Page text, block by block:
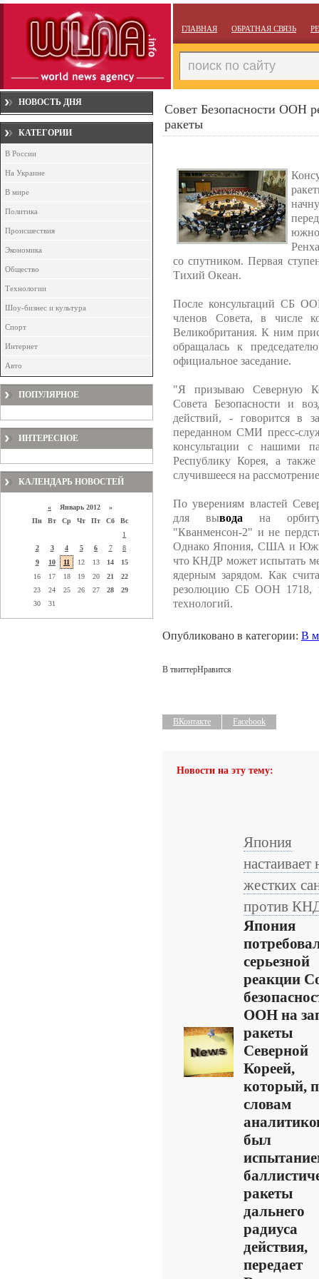
ГЛАВНАЯ ОБРАТНАЯ СВЯЗЬ
НОВОСТЬ ДНЯ
КАТЕГОРИИ
В России
На Украине
В мире
Политика
Происшествия
Экономика
Общество
Технологии
Шоу-бизнес и культура
Спорт
Интернет
Авто
ПОПУЛЯРНОЕ
ИНТЕРЕСНОЕ
КАЛЕНДАРЬ НОВОСТЕЙ
« Январь 2012 »
Пн
Вт Ср Чт Пт Сб
Вс
1
2
3 4 5 6 7
8
9
10 11 12 13 14
15
16
17 18 19 20 21
22
23
24 25 26 27 28
29
30
31
Совет Безопасности ООН
ракеты
со спутником. Первая
Тихий Океан.
После консультаций СБ
членов Совета, в числе
Великобритания. К ним
обращалась к
официальное заседание.
"Я призываю Северную
Совета Безопасности и
действий, - говорится в
переданном СМИ пресс-
консультации с нашими
Республику Корея, а
случившееся на
По уверениям властей
для вывода на орбиту
"Кванменсон-2" и не
Однако Япония, США и
что КНДР может испытать
ядерным зарядом. Как
резолюцию СБ ООН 1718,
технологий.
Опубликовано в категории: В
В твиттерНравится
ВКонтакте Facebook
Новости на эту тему:
Япония
настаивает
жестких
против
Япония
серьезной
реакции
ООН на
ракеты
Северной
Кореей,
который,
словам
был
ракеты
дальнего
радиуса
действия,
передает